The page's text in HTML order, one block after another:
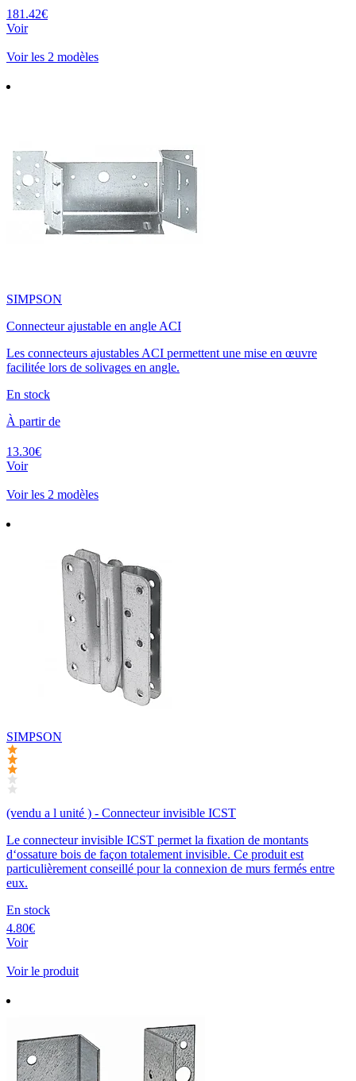
181.42€
Voir
Voir les 2 modèles
SIMPSON
Connecteur ajustable en angle ACI
Les connecteurs ajustables ACI permettent une mise en œuvre
facilitée lors de solivages en angle.
En stock
À partir de
13.30€
Voir
Voir les 2 modèles
SIMPSON
(vendu a l unité ) - Connecteur invisible ICST
Le connecteur invisible ICST permet la fixation de montants
d‘ossature bois de façon totalement invisible. Ce produit est
particulièrement conseillé pour la connexion de murs fermés entre
eux.
En stock
4.80€
Voir
Voir le produit